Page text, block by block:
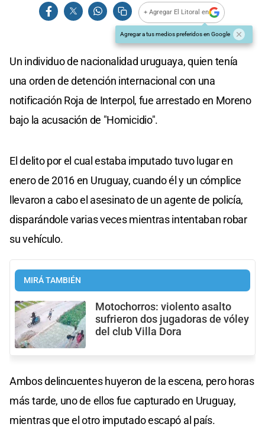
+ Agregar El Litoral en
Agregar a tus medios preferidos en Google
Un individuo de nacionalidad uruguaya, quien tenía
una orden de detención internacional con una
notificación Roja de Interpol, fue arrestado en Moreno
bajo la acusación de "Homicidio".
El delito por el cual estaba imputado tuvo lugar en
enero de 2016 en Uruguay, cuando él y un cómplice
llevaron a cabo el asesinato de un agente de policía,
disparándole varias veces mientras intentaban robar
su vehículo.
MIRÁ TAMBIÉN
Motochorros: violento asalto
sufrieron dos jugadoras de vóley
del club Villa Dora
Ambos delincuentes huyeron de la escena, pero horas
más tarde, uno de ellos fue capturado en Uruguay,
mientras que el otro imputado escapó al país.